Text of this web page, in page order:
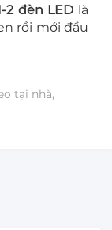
2 đèn LED là
rồi mới đầu
tại nhà,